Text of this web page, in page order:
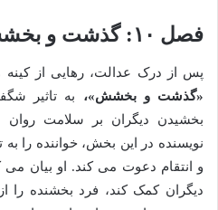
فصل ۱۰: گذشت و بخشش
پس از درک عدالت، رهایی از کینه
«گذشت و بخشش»، به تاثیر
بخشیدن دیگران بر سلامت
نویسنده در این بخش، خواننده را
و انتقام دعوت می کند. او بیان
دیگران کمک کند، فرد بخشنده را